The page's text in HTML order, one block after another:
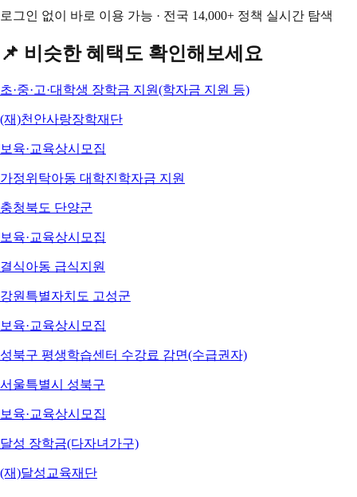
로그인 없이 바로 이용 가능 · 전국 14,000+ 정책 실시간 탐색
📌 비슷한 혜택도 확인해보세요
초·중·고·대학생 장학금 지원(학자금 지원 등)
(재)천안사랑장학재단
보육·교육상시모집
가정위탁아동 대학진학자금 지원
충청북도 단양군
보육·교육상시모집
결식아동 급식지원
강원특별자치도 고성군
보육·교육상시모집
성북구 평생학습센터 수강료 감면(수급권자)
서울특별시 성북구
보육·교육상시모집
달성 장학금(다자녀가구)
(재)달성교육재단